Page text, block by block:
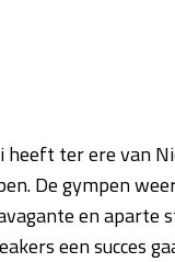
heeft ter ere van
De gympen
en aparte
een succes